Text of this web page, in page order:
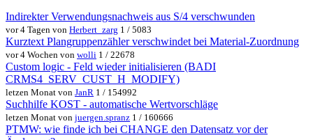
Indirekter Verwendungsnachweis aus S/4 verschwunden
vor 4 Tagen von Herbert_zarg 1 / 5083
Kurztext Plangruppenzähler verschwindet bei Material-Zuordnung
vor 4 Wochen von wolli 1 / 22678
Custom logic - Feld wieder initialisieren (BADI
CRMS4_SERV_CUST_H_MODIFY)
letzen Monat von JanR 1 / 154992
Suchhilfe KOST - automatische Wertvorschläge
letzen Monat von juergen.spranz 1 / 160666
PTMW: wie finde ich bei CHANGE den Datensatz vor der